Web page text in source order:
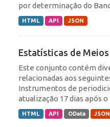
por determinação do
HTML API JSON
Estatísticas de
Este conjunto contém
relacionadas aos
Instrumentos de
atualização 17 dias após
HTML API OData JSON